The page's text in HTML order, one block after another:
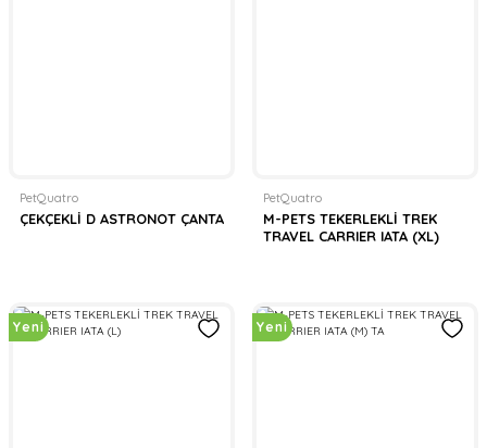
PetQuatro
ÇEKÇEKLİ D ASTRONOT ÇANTA
PetQuatro
M-PETS TEKERLEKLİ TREK
TRAVEL CARRIER IATA (XL)
Yeni Yeni